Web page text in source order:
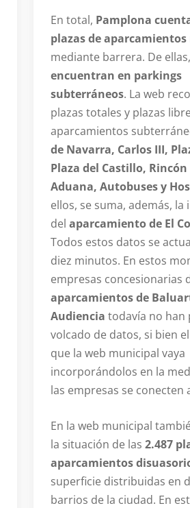
En total, Pamplona
plazas de aparcamientos
mediante barrera. De ellas,
encuentran en parkings
subterráneos. La web
plazas totales y plazas
aparcamientos
de Navarra, Carlos III,
Plaza del Castillo, Rincón
Aduana, Autobuses y
ellos, se suma, además,
del aparcamiento de El
Todos estos datos se
diez minutos. En estos
empresas concesionarias
aparcamientos de
Audiencia todavía no han
volcado de datos, si bien
que la web municipal vaya
incorporándolos en la
las empresas se conecten
En la web municipal
la situación de las 2.487
aparcamientos
superficie distribuidas en
barrios de la ciudad. En